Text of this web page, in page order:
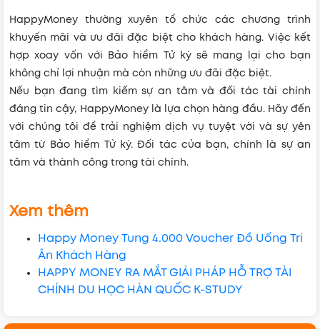
HappyMoney thường xuyên tổ chức các chương trình
khuyến mãi và ưu đãi đặc biệt cho khách hàng. Việc kết
hợp xoay vốn với Bảo hiểm Tử kỳ sẽ mang lại cho bạn
không chỉ lợi nhuận mà còn những ưu đãi đặc biệt.
Nếu bạn đang tìm kiếm sự an tâm và đối tác tài chính
đáng tin cậy, HappyMoney là lựa chọn hàng đầu. Hãy đến
với chúng tôi để trải nghiệm dịch vụ tuyệt vời và sự yên
tâm từ Bảo hiểm Tử kỳ. Đối tác của bạn, chính là sự an
tâm và thành công trong tài chính.
Xem thêm
Happy Money Tung 4.000 Voucher Đồ Uống Tri
Ân Khách Hàng
HAPPY MONEY RA MẮT GIẢI PHÁP HỖ TRỢ TÀI
CHÍNH DU HỌC HÀN QUỐC K-STUDY